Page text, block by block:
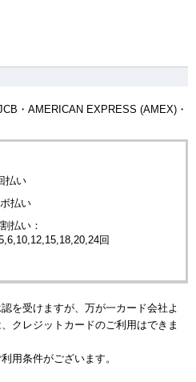
・AMERICAN EXPRESS (AMEX)・
払い
払い
払い：
回
を受けますが、万が一カード会社よ
クレジットカードのご利用はできま
用条件がございます。